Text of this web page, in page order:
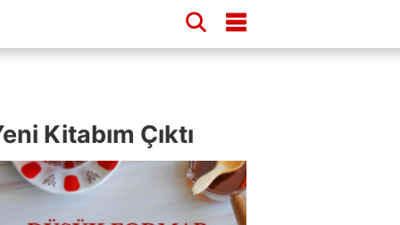
Kitabım Çıktı